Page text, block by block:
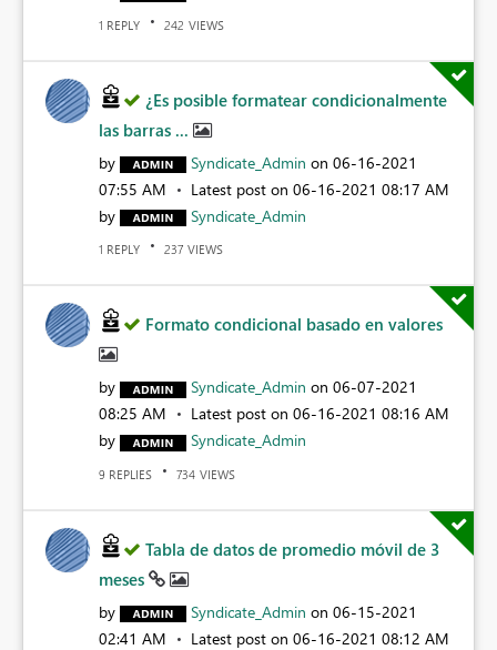
1 REPLY 242 VIEWS
¿Es posible formatear condicionalmente
las barras ...
by Syndicate_Admin on ‎06-16-2021
07:55 AM
Latest post on ‎06-16-2021 08:17 AM
by
Syndicate_Admin
1 REPLY 237 VIEWS
Formato condicional basado en valores
by Syndicate_Admin on ‎06-07-2021
08:25 AM
Latest post on ‎06-16-2021 08:16 AM
by
Syndicate_Admin
9 REPLIES 734 VIEWS
Tabla de datos de promedio móvil de 3
meses
by Syndicate_Admin on ‎06-15-2021
02:41 AM
Latest post on ‎06-16-2021 08:12 AM